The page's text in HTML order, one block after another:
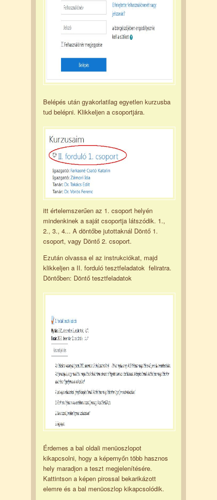
Belépés után gyakorlatilag egyetlen kurzusba
tud belépni. Klikkeljen a csoportjára.
itt értelemszerűen az 1. csoport helyén
mindenkinek a saját csoportja látszódik. 1.,
2., 3., 4... A döntőbe jutottaknál Döntő 1.
csoport, vagy Döntő 2. csoport.
Ezután olvassa el az instrukciókat, majd
klikkeljen a II. forduló tesztfeladatok feliratra.
Döntőben: Döntő tesztfeladatok
Érdemes a bal oldali menüoszlopot
kikapcsolni, hogy a képernyőn több hasznos
hely maradjon a teszt megjelenítésére.
Kattintson a képen pirossal bekarikázott
elemre és a bal menüoszlop kikapcsolódik.